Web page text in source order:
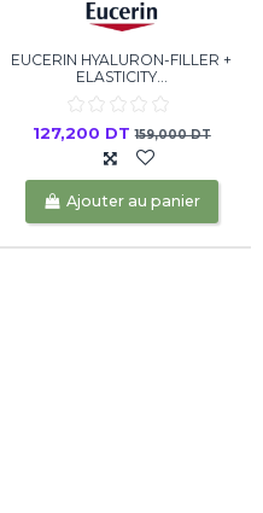
EUCERIN HYALURON-FILLER +
ELASTICITY...
127,200 DT159,000 DT
Ajouter au panier